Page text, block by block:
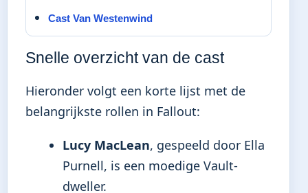
Cast Van Westenwind
Snelle overzicht van de cast
Hieronder volgt een korte lijst met de
belangrijkste rollen in Fallout:
Lucy MacLean, gespeeld door Ella
Purnell, is een moedige Vault-
dweller.